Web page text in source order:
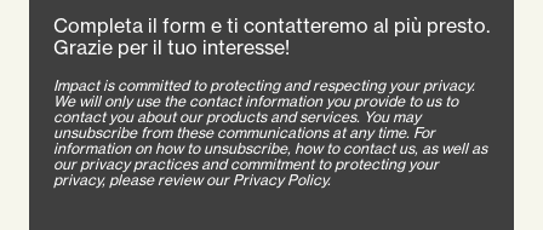
Completa il form e ti contatteremo al più presto.
Grazie per il tuo interesse!
Impact is committed to protecting and respecting your privacy.
We will only use the contact information you provide to us to
contact you about our products and services. You may
unsubscribe from these communications at any time. For
information on how to unsubscribe, how to contact us, as well as
our privacy practices and commitment to protecting your
privacy, please review our Privacy Policy.